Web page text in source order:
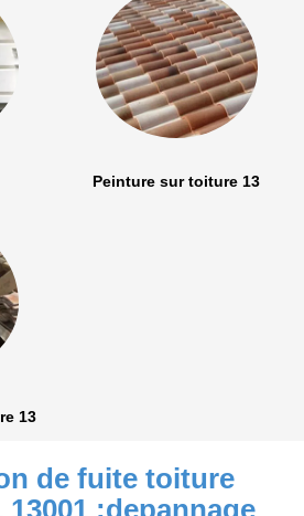
Peinture sur toiture 13
13
de fuite toiture
13001 :depannage